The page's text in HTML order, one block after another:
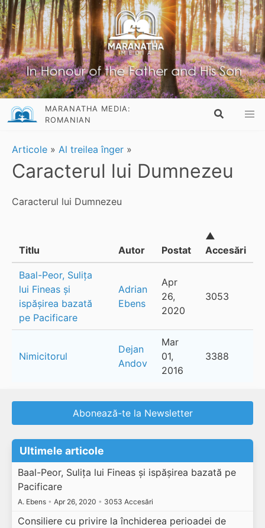
MARANATHA MEDIA:
ROMANIAN
Articole » Al treilea înger »
Caracterul lui Dumnezeu
Caracterul lui Dumnezeu
Titlu Autor Postat
▲
Accesări
Baal-Peor, Sulița
lui Fineas și
ispășirea bazată
pe Pacificare
Adrian
Ebens
Apr
26,
2020
3053
Nimicitorul
Dejan
Andov
Mar
01,
2016
3388
Abonează-te la Newsletter
Ultimele articole
Baal-Peor, Sulița lui Fineas și ispășirea bazată pe
Pacificare
A. Ebens • Apr 26, 2020 • 3053 Accesări
Consiliere cu privire la închiderea perioadei de